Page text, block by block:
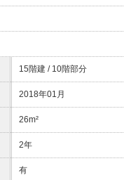
15階建 / 10階部分
2018年01月
26m²
2年
有